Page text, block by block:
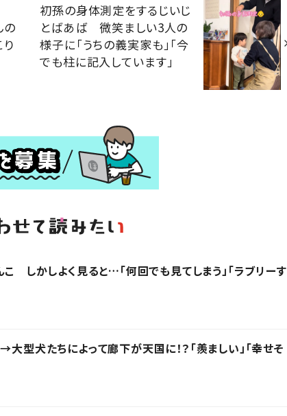
初孫の身体測定をするじいじ
とばあば 微笑ましい3人の
様子に「うちの義実家も」「今
でも柱に記入しています」
しかしよく見ると…「何回でも見てしまう」「ラブリーす
犬たちによって廊下が天国に！？「羨ましい」「幸せそ